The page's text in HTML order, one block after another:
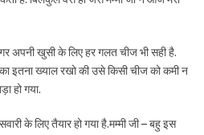
अपनी खुसी के लिए हर गलत चीज भी सही है.
इतना ख्याल रखो की उसे किसी चीज को कमी न
हो गया.
के लिए तैयार हो गया है.मम्मी जी – बहु इस